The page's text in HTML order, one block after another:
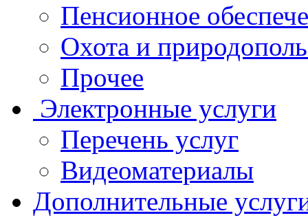
Пенсионное
Охота и
Прочее
Электронные услуги
Перечень услуг
Видеоматериалы
Дополнительные